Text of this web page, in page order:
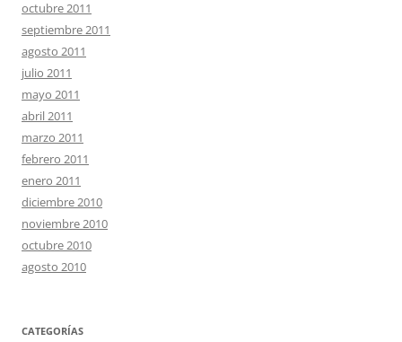
octubre 2011
septiembre 2011
agosto 2011
julio 2011
mayo 2011
abril 2011
marzo 2011
febrero 2011
enero 2011
diciembre 2010
noviembre 2010
octubre 2010
agosto 2010
CATEGORÍAS